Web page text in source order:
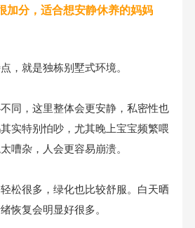
加分，适合想安静休养的妈妈
，就是独栋别墅式环境。
同，这里整体会更安静，私密性也
实特别怕吵，尤其晚上宝宝频繁喂
嘈杂，人会更容易崩溃。
松很多，绿化也比较舒服。白天晒
恢复会明显好很多。